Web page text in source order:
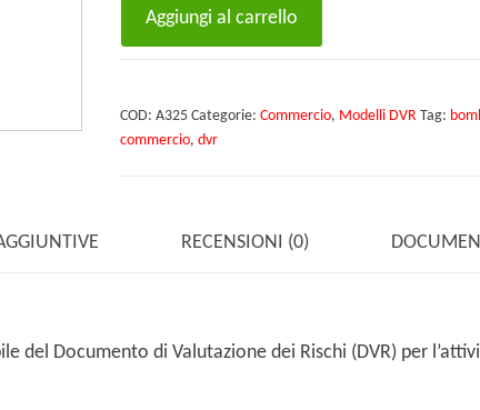
Aggiungi al carrello
COD: A325 Categorie: Commercio, Modelli DVR Tag:
commercio, dvr
RECENSIONI (0)
del Documento di Valutazione dei Rischi (DVR) per